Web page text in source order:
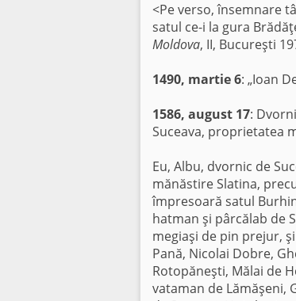
<Pe verso, însemnare
satul ce-i la gura
Moldova, II, Bucureşti
1490, martie 6: „Ioan
1586, august 17:
Suceava, proprietatea
Eu, Albu, dvornic de
mănăstire Slatina,
împresoară satul
hatman şi pârcălab de
megiaşi de pin prejur,
Pană, Nicolai Dobre,
Rotopăneşti, Mălai de
vataman de Lămăşeni,